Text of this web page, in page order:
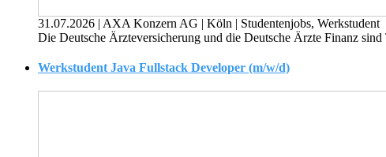
31.07.2026 | AXA Konzern AG | Köln | Studentenjobs, Werkstudent
Die Deutsche Ärzteversicherung und die Deutsche Ärzte Finanz
Werkstudent Java Fullstack Developer (m/w/d)